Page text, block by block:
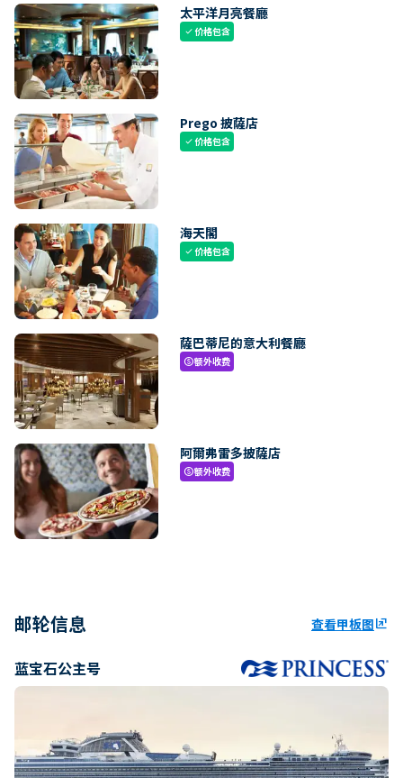
太平洋月亮餐廳
check价格包含
Prego 披薩店
check价格包含
海天閣
check价格包含
薩巴蒂尼的意大利餐廳
paid额外收费
阿爾弗雷多披薩店
paid额外收费
邮轮信息 查看甲板图ungroup
蓝宝石公主号